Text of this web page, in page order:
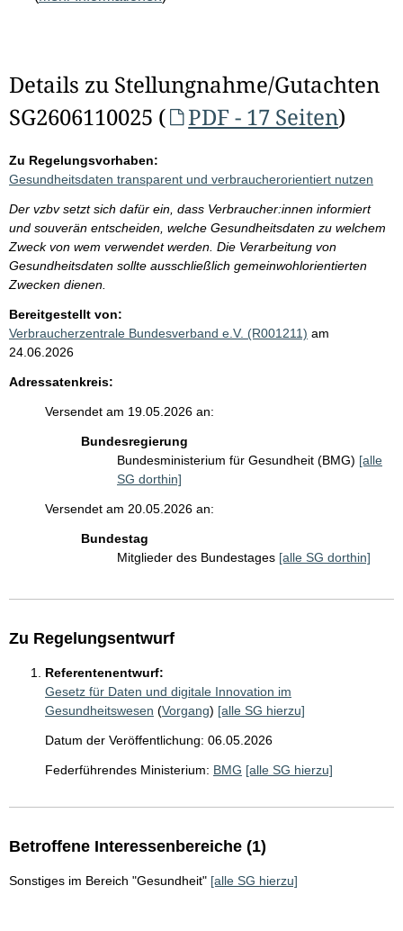
Details zu Stellungnahme/Gutachten
SG2606110025 (
PDF - 17 Seiten)
Zu Regelungsvorhaben:
Gesundheitsdaten transparent und verbraucherorientiert nutzen
Der vzbv setzt sich dafür ein, dass Verbraucher:innen informiert
und souverän entscheiden, welche Gesundheitsdaten zu welchem
Zweck von wem verwendet werden. Die Verarbeitung von
Gesundheitsdaten sollte ausschließlich gemeinwohlorientierten
Zwecken dienen.
Bereitgestellt von:
Verbraucherzentrale Bundesverband e.V. (R001211) am
24.06.2026
Adressatenkreis:
Versendet am 19.05.2026 an:
Bundesregierung
Bundesministerium für Gesundheit (BMG) [alle
SG dorthin]
Versendet am 20.05.2026 an:
Bundestag
Mitglieder des Bundestages [alle SG dorthin]
Zu Regelungsentwurf
Referentenentwurf:
Gesetz für Daten und digitale Innovation im
Gesundheitswesen (Vorgang) [alle SG hierzu]
Datum der Veröffentlichung: 06.05.2026
Federführendes Ministerium: BMG [alle SG hierzu]
Betroffene Interessenbereiche (1)
Sonstiges im Bereich "Gesundheit" [alle SG hierzu]